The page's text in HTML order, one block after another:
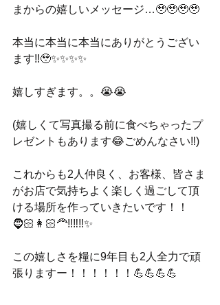
まからの嬉しいメッセージ…🥹🥹🥹🥹
本当に本当に本当にありがとうござい
ます‼️🥹✨✨✨✨
嬉しすぎます。。😭😭
(嬉しくて写真撮る前に食べちゃったプ
レゼントもあります😂ごめんなさい‼︎)
これからも2人仲良く、お客様、皆さま
がお店で気持ちよく楽しく過ごして頂
ける場所を作っていきたいです！！
🧔🏻👩🏻‍🦰‼️‼️‼️✨
この嬉しさを糧に9年目も2人全力で頑
張りますー！！！！！！💪💪💪💪